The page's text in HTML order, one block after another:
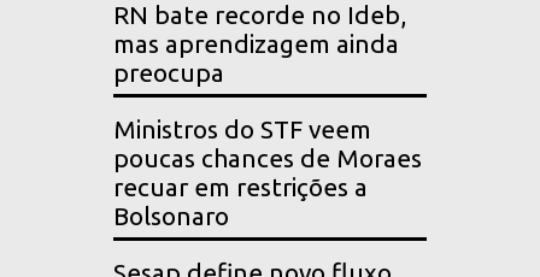
RN bate recorde no Ideb,
mas aprendizagem ainda
preocupa
Ministros do STF veem
poucas chances de Moraes
recuar em restrições a
Bolsonaro